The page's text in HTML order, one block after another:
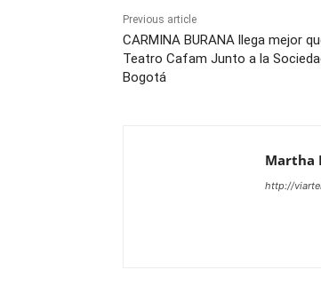
Previous article
CARMINA BURANA llega mejor
Teatro Cafam Junto a la
Bogotá
Martha
http://